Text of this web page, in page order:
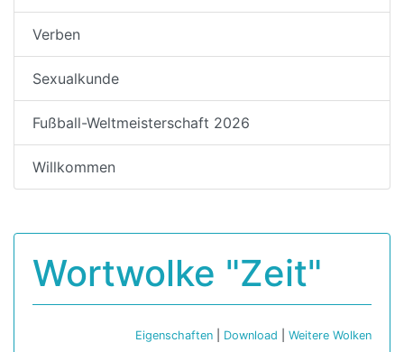
Verben
Sexualkunde
Fußball-Weltmeisterschaft 2026
Willkommen
Wortwolke "Zeit"
Eigenschaften Download Weitere Wolken